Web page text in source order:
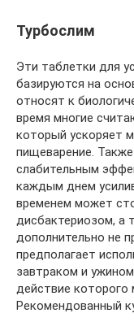
Турбослим
Эти таблетки для
базируются на
относят к
время многие
который ускоряет
пищеварение.
слабительным
каждым днем
временем может
дисбактериозом, а
дополнительно не
предполагает
завтраком и
действие
Рекомендованный